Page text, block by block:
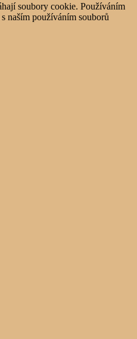
soubory cookie. Používáním
naším používáním souborů